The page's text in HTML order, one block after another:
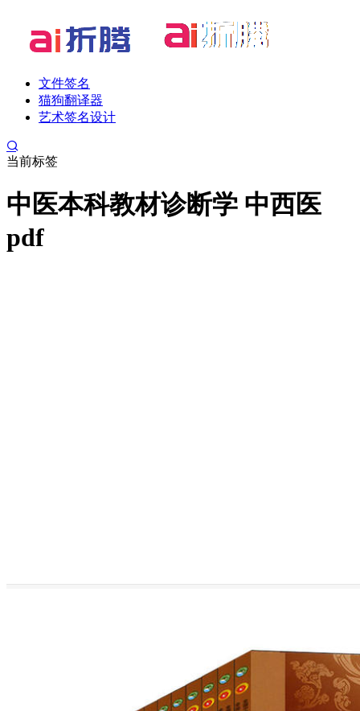
文件签名
猫狗翻译器
艺术签名设计
当前标签
中医本科教材诊断学 中西医
pdf